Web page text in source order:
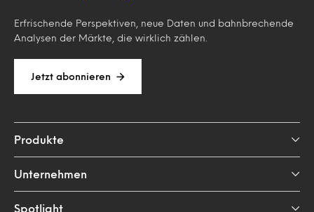
Erfrischende Perspektiven, neue Daten und bahnbrechende
Analysen der Märkte, die wirklich zählen.
Jetzt abonnieren
Produkte
Unternehmen
Spotlight